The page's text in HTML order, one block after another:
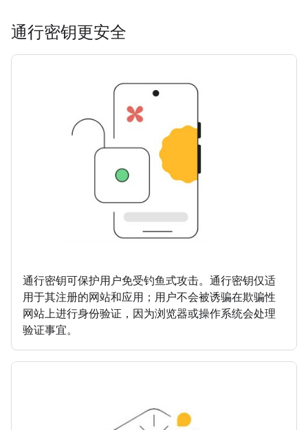
通行密钥更安全
通行密钥可保护用户免受钓鱼式攻击。通行密钥仅适
用于其注册的网站和应用；用户不会被诱骗在欺骗性
网站上进行身份验证，因为浏览器或操作系统会处理
验证事宜。